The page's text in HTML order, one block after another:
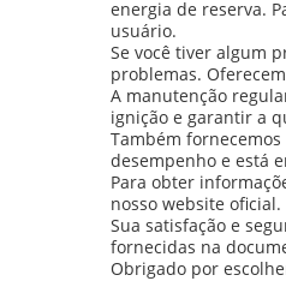
energia de reserva.
usuário.
Se você tiver algum
problemas.
A manutenção
ignição e garantir a
Também
desempenho e está
Para obter
nosso website
Sua satisfação e
fornecidas na
Obrigado por